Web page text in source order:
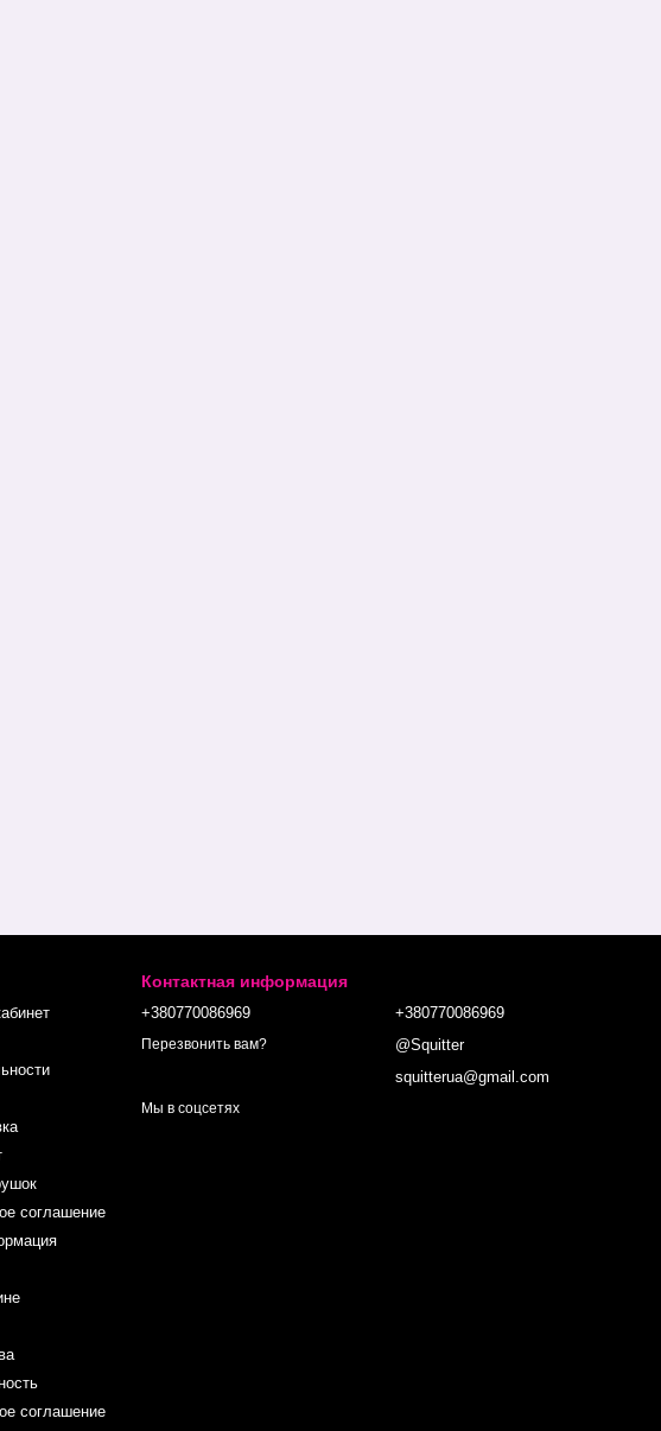
соглашение
соглашение
Контактная информация
+380770086969
Перезвонить вам?
+380770086969
@Squitter
squitterua@gmail.com
Мы в соцсетях